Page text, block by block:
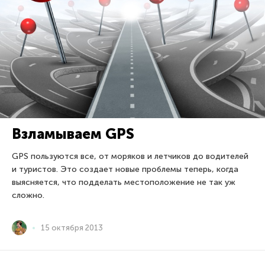
Взламываем GPS
GPS пользуются все, от моряков и летчиков до водителей
и туристов. Это создает новые проблемы теперь, когда
выясняется, что подделать местоположение не так уж
сложно.
15 октября 2013